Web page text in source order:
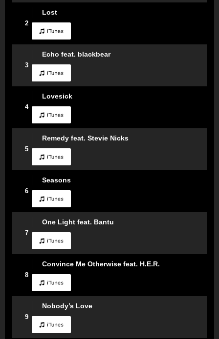
2
Lost
3
Echo feat. blackbear
4
Lovesick
5
Remedy feat. Stevie Nicks
6
Seasons
7
One Light feat. Bantu
8
Convince Me Otherwise feat. H.E.R.
9
Nobody’s Love